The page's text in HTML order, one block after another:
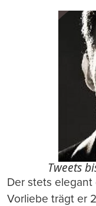
Tweets
Der stets
Vorliebe trägt er